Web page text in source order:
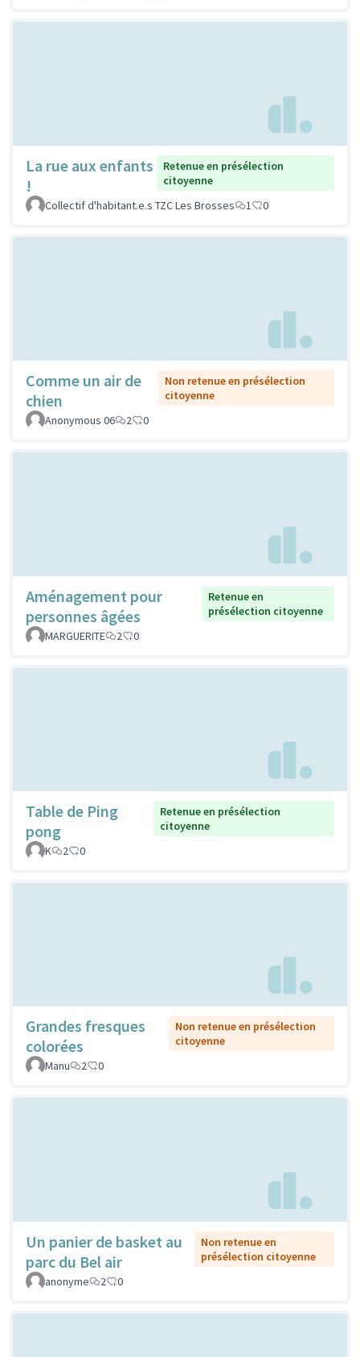
La rue aux enfants
!
Retenue en présélection
citoyenne
Collectif d'habitant.e.s TZC Les Brosses
1 0
Comme un air de
chien
Non retenue en présélection
citoyenne
Anonymous 06
2 0
Aménagement pour
personnes âgées
Retenue en
présélection citoyenne
MARGUERITE
2 0
Table de Ping
pong
Retenue en présélection
citoyenne
K
2 0
Grandes fresques
colorées
Non retenue en présélection
citoyenne
Manu
2 0
Un panier de basket au
parc du Bel air
Non retenue en
présélection citoyenne
anonyme
2 0